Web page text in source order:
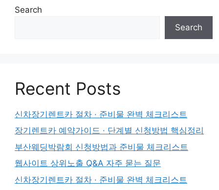
Search
Search
Recent Posts
신차장기렌트카 절차 · 준비물 완벽 체크리스트
장기렌트카 예약가이드 · 단계별 신청방법 핵심정리
부산웨딩박람회 신청방법과 준비물 체크리스트
웹사이트 상위노출 Q&A 자주 묻는 질문
신차장기렌트카 절차 · 준비물 완벽 체크리스트